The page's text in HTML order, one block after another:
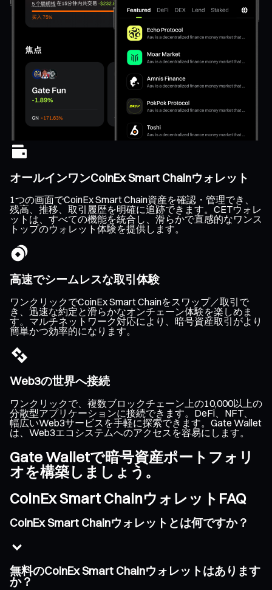
オールインワンCoinEx Smart Chainウォレット
1つの画面でCoinEx Smart Chain資産を確認・管理でき、
残高、推移、取引履歴を明確に追跡できます。CETウォレ
ットは、すべての機能を統合し、滑らかで直感的なワンス
トップのウォレット体験を提供します。
高速でシームレスな取引体験
ワンクリックでCoinEx Smart Chainをスワップ／取引で
き、迅速な約定と滑らかなオンチェーン体験を楽しめま
す。マルチネットワーク対応により、暗号資産取引がより
簡単かつ効率的になります。
Web3の世界へ接続
ワンクリックで、複数ブロックチェーン上の10,000以上の
分散型アプリケーションに接続できます。DeFi、NFT、
幅広いWeb3サービスを手軽に探索できます。Gate Wallet
は、Web3エコシステムへのアクセスを容易にします。
Gate Walletで暗号資産ポートフォリ
オを構築しましょう。
CoinEx Smart ChainウォレットFAQ
CoinEx Smart Chainウォレットとは何ですか？
無料のCoinEx Smart Chainウォレットはあります
か？